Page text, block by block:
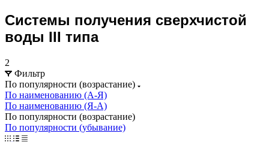
Системы получения сверхчистой
воды III типа
2
Фильтр
По популярности (возрастание)
По наименованию (А-Я)
По наименованию (Я-А)
По популярности (возрастание)
По популярности (убывание)